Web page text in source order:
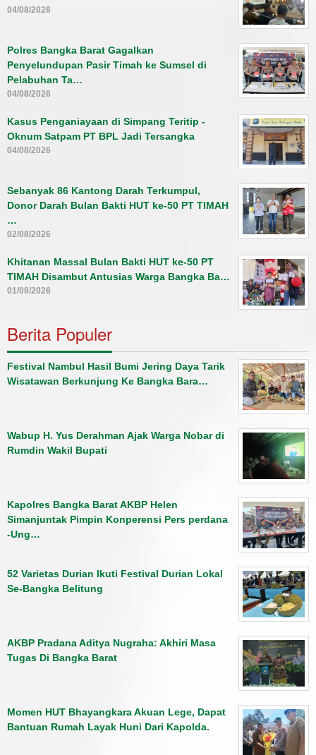
04/08/2026
Polres Bangka Barat Gagalkan
Penyelundupan Pasir Timah ke Sumsel di
Pelabuhan Ta…
04/08/2026
Kasus Penganiayaan di Simpang Teritip -
Oknum Satpam PT BPL Jadi Tersangka
04/08/2026
Sebanyak 86 Kantong Darah Terkumpul,
Donor Darah Bulan Bakti HUT ke-50 PT TIMAH
…
02/08/2026
Khitanan Massal Bulan Bakti HUT ke-50 PT
TIMAH Disambut Antusias Warga Bangka Ba…
01/08/2026
Berita Populer
Festival Nambul Hasil Bumi Jering Daya Tarik
Wisatawan Berkunjung Ke Bangka Bara…
Wabup H. Yus Derahman Ajak Warga Nobar di
Rumdin Wakil Bupati
Kapolres Bangka Barat AKBP Helen
Simanjuntak Pimpin Konperensi Pers perdana
-Ung…
52 Varietas Durian Ikuti Festival Durian Lokal
Se-Bangka Belitung
AKBP Pradana Aditya Nugraha: Akhiri Masa
Tugas Di Bangka Barat
Momen HUT Bhayangkara Akuan Lege, Dapat
Bantuan Rumah Layak Huni Dari Kapolda.